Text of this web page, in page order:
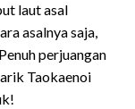
laut asal
asalnya saja,
perjuangan
Taokaenoi